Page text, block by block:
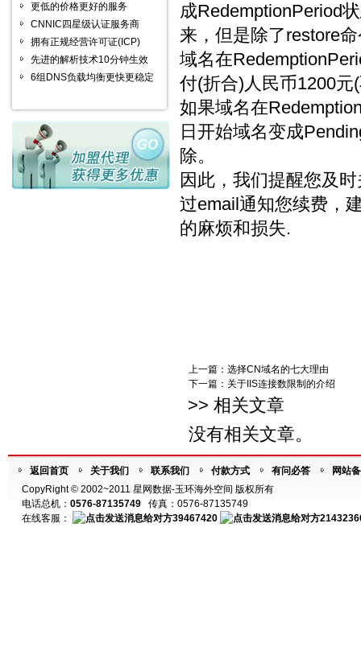
更低的价格更好的服务
CNNIC四星级认证服务商
拥有正规经营许可证(ICP)
先进的解析技术10分钟生效
6组DNS负载均衡更快更稳定
成RedemptionPeriod
来，但是除了restore
域名在
付(折合)人民币1200元
如果域名在
日开始域名变成
除。
因此，我们提醒您及
过email通知您续费，
的麻烦和损失.
上一篇： 选择CN域名的七大理由
下一篇： 关于IIS连接数限制的介绍
>> 相关文章
没有相关文章。
返回首页 关于我们 联系我们 付款方式 有问必答
网站
CopyRight © 2002~2011 星网数据-玉环海外空间 版权所有
电话总机： 0576-87135749 传真：0576-87135749
在线客服：
39467420